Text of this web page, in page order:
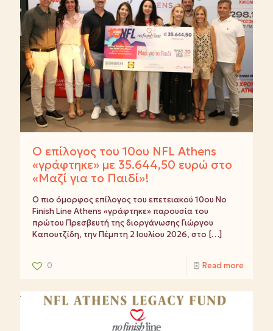
Ο επίλογος του 10ου NFL Athens
«γράφτηκε» με 35.644,50 ευρώ στο
«Μαζί για το Παιδί»!
Ο πιο όμορφος επίλογος του επετειακού 10ου No
Finish Line Athens «γράφτηκε» παρουσία του
πρώτου Πρεσβευτή της διοργάνωσης Γιώργου
Καπουτζίδη, την Πέμπτη 2 Ιουλίου 2026, στο […]
0 Read more